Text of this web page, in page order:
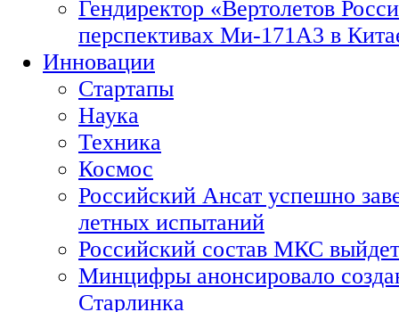
Гендиректор «Вертолетов
перспективах Ми-171А3 в
Инновации
Стартапы
Наука
Техника
Космос
Российский Ансат успешно
летных испытаний
Российский состав МКС
Минцифры анонсировало
Старлинка